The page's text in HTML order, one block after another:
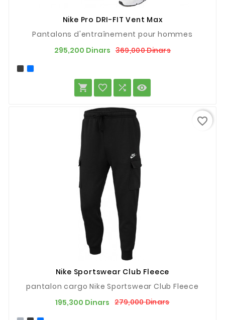
Nike Pro DRI-FIT Vent Max
Pantalons d'entraînement pour hommes
295,200 Dinars 369,000 DinarsPrix
Prix
   
Nike Sportswear Club Fleece
pantalon cargo Nike Sportswear Club Fleece
195,300 Dinars 279,000 DinarsPrix
Prix
favorite_border